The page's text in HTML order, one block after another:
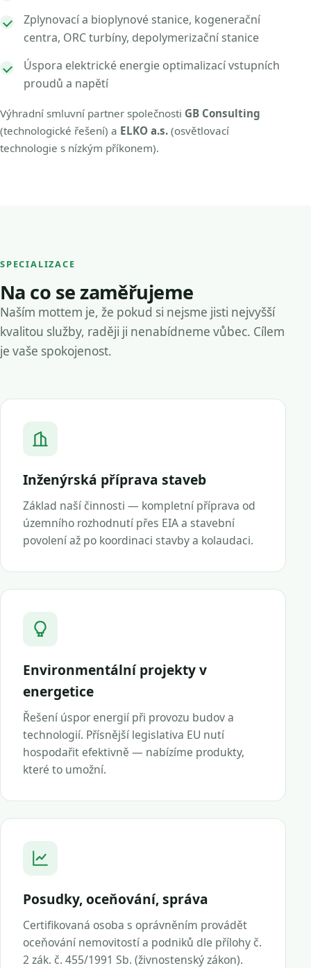
Zplynovací a bioplynové stanice, kogenerační
centra, ORC turbíny, depolymerizační stanice
Úspora elektrické energie optimalizací vstupních
proudů a napětí
Výhradní smluvní partner společnosti GB Consulting
(technologické řešení) a ELKO a.s. (osvětlovací
technologie s nízkým příkonem).
SPECIALIZACE
Na co se zaměřujeme
Naším mottem je, že pokud si nejsme jisti nejvyšší
kvalitou služby, raději ji nenabídneme vůbec. Cílem
je vaše spokojenost.
Inženýrská příprava staveb
Základ naší činnosti — kompletní příprava od
územního rozhodnutí přes EIA a stavební
povolení až po koordinaci stavby a kolaudaci.
Environmentální projekty v
energetice
Řešení úspor energií při provozu budov a
technologií. Přísnější legislativa EU nutí
hospodařit efektivně — nabízíme produkty,
které to umožní.
Posudky, oceňování, správa
Certifikovaná osoba s oprávněním provádět
oceňování nemovitostí a podniků dle přílohy č.
2 zák. č. 455/1991 Sb. (živnostenský zákon).